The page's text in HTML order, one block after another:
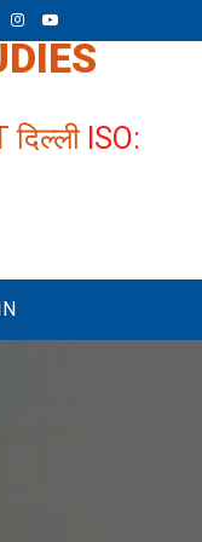
दिल्ली ISO: